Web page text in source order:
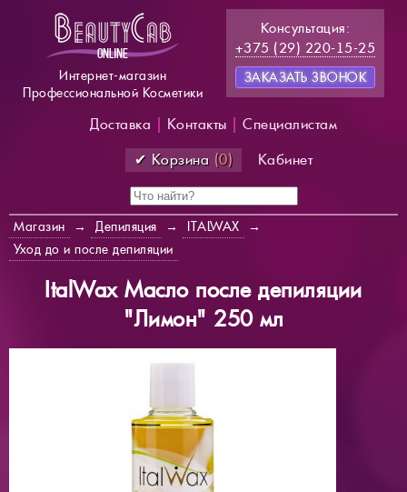
Интернет-магазин
Профессиональной Косметики
Консультация:
+375 (29) 220-15-25
ЗАКАЗАТЬ ЗВОНОК
Доставка Контакты
Специалистам
✔ Корзина (0) Кабинет
Магазин → Депиляция → ITALWAX
→
Уход до и после депиляции
ItalWax Масло после депиляции
"Лимон" 250 мл